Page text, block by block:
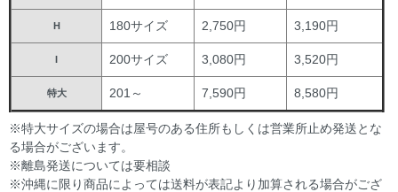
H 180サイズ 2,750円 3,190円
I 200サイズ 3,080円 3,520円
特大 201～ 7,590円 8,580円
※特大サイズの場合は屋号のある住所もしくは営業所止め発送とな
る場合がございます。
※離島発送については要相談
※沖縄に限り商品によっては送料が表記より加算される場合がござ